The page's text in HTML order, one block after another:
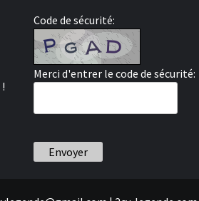
Code de sécurité:
Merci d'entrer le code de sécurité:
Envoyer